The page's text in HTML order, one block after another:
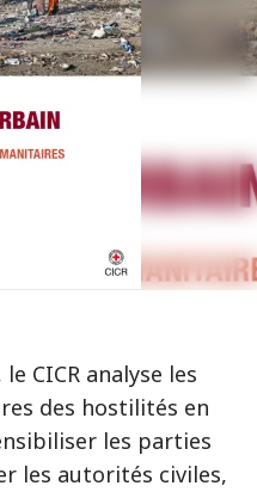
CICR analyse les
des hostilités en
les parties
les autorités civiles,